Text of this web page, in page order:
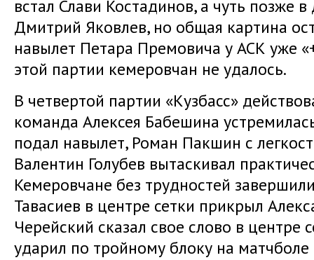
встал Слави Костадинов, а чуть позже
Дмитрий Яковлев, но общая картина
навылет Петара Премовича у АСК уже
этой партии кемеровчан не удалось.
В четвертой партии «Кузбасс»
команда Алексея Бабешина
подал навылет, Роман Пакшин с
Валентин Голубев вытаскивал
Кемеровчане без трудностей
Тавасиев в центре сетки прикрыл
Черейский сказал свое слово в центре
ударил по тройному блоку на матчболе